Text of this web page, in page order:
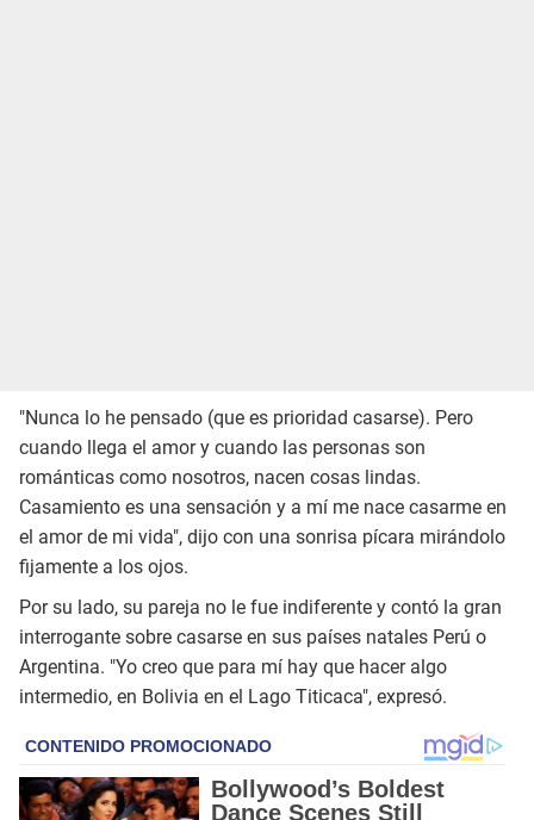
"Nunca lo he pensado (que es prioridad casarse). Pero
cuando llega el amor y cuando las personas son
románticas como nosotros, nacen cosas lindas.
Casamiento es una sensación y a mí me nace casarme en
el amor de mi vida", dijo con una sonrisa pícara mirándolo
fijamente a los ojos.
Por su lado, su pareja no le fue indiferente y contó la gran
interrogante sobre casarse en sus países natales Perú o
Argentina. "Yo creo que para mí hay que hacer algo
intermedio, en Bolivia en el Lago Titicaca", expresó.